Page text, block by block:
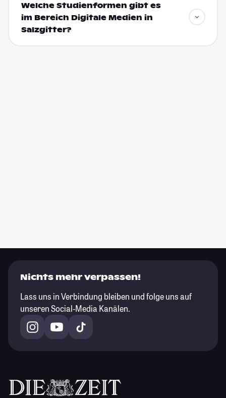
Welche Studienformen gibt es
im Bereich Digitale Medien in
Salzgitter?
Nichts mehr verpassen!
Lass uns in Verbindung bleiben und folge uns auf
unseren Social-Media Kanälen.